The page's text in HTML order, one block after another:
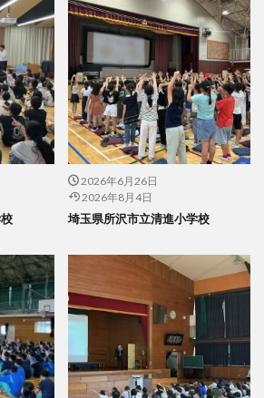
2026年6月26日
2026年8月4日
埼玉県所沢市立清進小学校